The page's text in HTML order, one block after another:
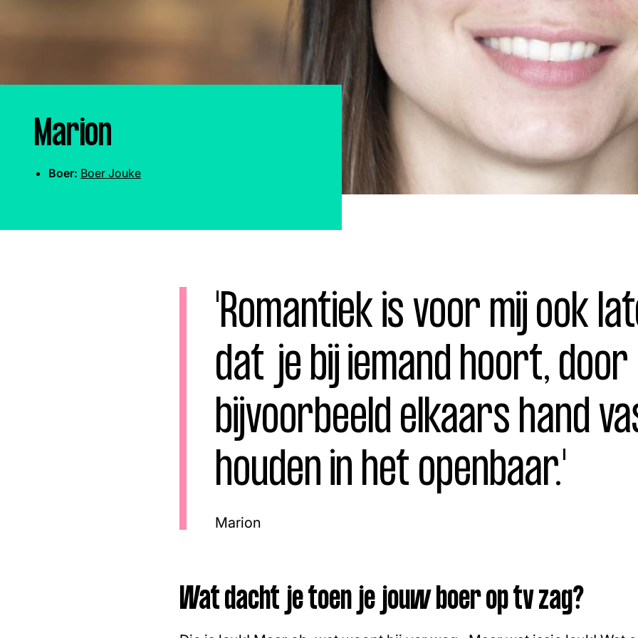
gemist
Online
series
Word lid
Julius
Uitzendingen
Marion
Boer: Boer Jouke
'Romantiek is voor mij ook
dat je bij iemand hoort, door
bijvoorbeeld elkaars hand
houden in het openbaar.'
Marion
Wat dacht je toen je jouw boer op tv zag?